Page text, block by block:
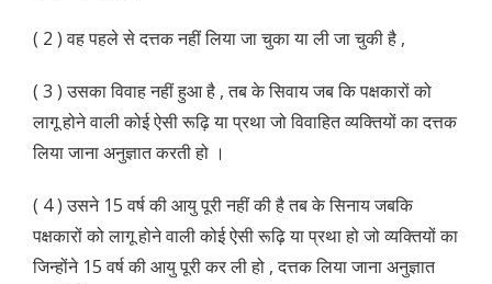
( 2 ) वह पहले से दत्तक नहीं लिया जा चुका या ली जा चुकी है ,
( 3 ) उसका विवाह नहीं हुआ है , तब के सिवाय जब कि पक्षकारों को
लागू होने वाली कोई ऐसी रूढ़ि या प्रथा जो विवाहित व्यक्तियों का दत्तक
लिया जाना अनुज्ञात करती हो ।
( 4 ) उसने 15 वर्ष की आयु पूरी नहीं की है तब के सिनाय जबकि
पक्षकारों को लागू होने वाली कोई ऐसी रूढ़ि या प्रथा हो जो व्यक्तियों का
जिन्होंने 15 वर्ष की आयु पूरी कर ली हो , दत्तक लिया जाना अनुज्ञात